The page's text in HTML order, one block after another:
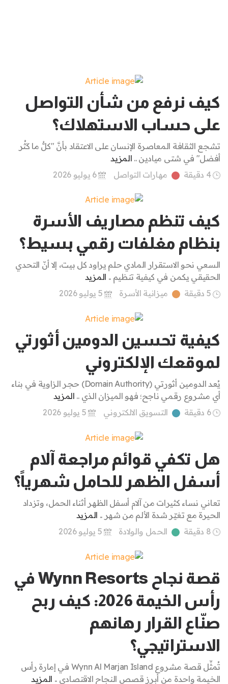
كيف نرفع من شأن التواصل
على حساب الاستهلاك؟
تشجع الثقافة المعاصرة الإنسان على الاعتقاد بأنَّ "كلُّ ما كَثُر
أفضل" في شتى ميادين .. المزيد
4 دقيقة
مهارات التواصل 6 يوليو 2026
كيف تنظم مصاريف الأسرة
بنظام مغلفات رقمي بسيط؟
السعي نحو الاستقرار المادي حلم يراود كل بيت، إلا أنّ التحدي
الحقيقي يكمن في كيفية تنظيم .. المزيد
5 دقيقة
ميزانية الأسرة
كيفية تحسين الدومين أثورتي
لموقعك الإلكتروني
يُعد الدومين أثورتي (Domain Authority) حجر الزاوية في بناء
أي مشروع رقمي ناجح؛ فهو الميزان الذي .. المزيد
6 دقيقة
التسويق الالكتروني 5 يوليو 2026
هل تكفي قوائم مراجعة آلام
أسفل الظهر للحامل شهرياً؟
تعاني نساء كثيرات من آلام أسفل الظهر أثناء الحمل، وتزداد
الحيرة مع تغيّر شدة الألم من شهر .. المزيد
8 دقيقة
الحمل والولادة
قصة نجاح Wynn Resorts في
رأس الخيمة 2026: كيف ربح
صنّاع القرار رهانهم
الاستراتيجي؟
تُمثِّل قصة مشروع Wynn Al Marjan Island في إمارة رأس
الخيمة واحدة من أبرز قصص النجاح الاقتصادي .. المزيد